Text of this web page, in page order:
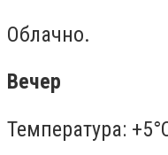
Облачно.
Вечер
Температура: